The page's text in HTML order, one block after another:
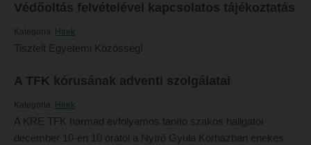
Sport a Károlin
Díszoklevél igénylés
Diákélet
Védőoltás felvételével kapcsolatos tájékoztatás
Kategória: Hírek
Tisztelt Egyetemi Közösség!
A TFK kórusának adventi szolgálatai
Kategória: Hírek
A KRE TFK harmad évfolyamos tanító szakos hallgatói
december 10-én 10 órától a Nyírő Gyula Kórházban énekes